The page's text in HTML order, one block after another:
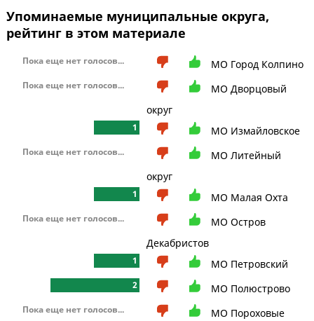
Упоминаемые муниципальные округа,
рейтинг в этом материале
Пока еще нет голосов... МО Город Колпино
Пока еще нет голосов...
МО Дворцовый
округ
1 МО Измайловское
Пока еще нет голосов...
МО Литейный
округ
1 МО Малая Охта
Пока еще нет голосов...
МО Остров
Декабристов
1 МО Петровский
2 МО Полюстрово
Пока еще нет голосов... МО Пороховые